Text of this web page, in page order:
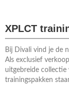
XPLCT
Bij Divali vind je de
Als exclusief
uitgebreide collectie
trainingspakken